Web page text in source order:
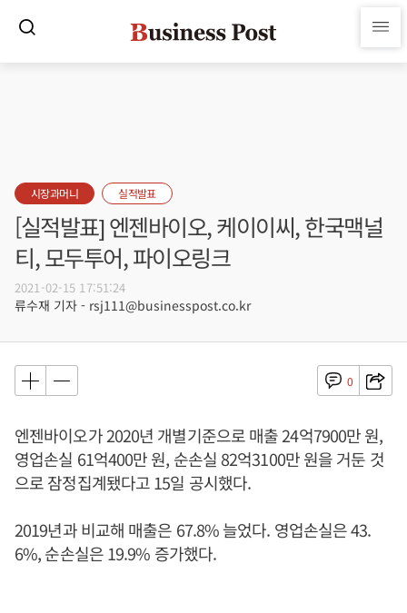
시장과머니 실적발표
[실적발표] 엔젠바이오, 케이이씨, 한국맥널
티, 모두투어, 파이오링크
2021-02-15 17:51:24
류수재 기자 - rsj111@businesspost.co.kr
0
엔젠바이오가 2020년 개별기준으로 매출 24억7900만 원,
영업손실 61억400만 원, 순손실 82억3100만 원을 거둔 것
으로 잠정집계됐다고 15일 공시했다.
2019년과 비교해 매출은 67.8% 늘었다. 영업손실은 43.
6%, 순손실은 19.9% 증가했다.